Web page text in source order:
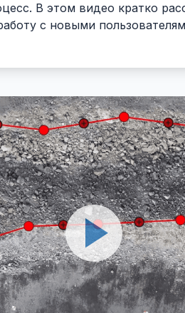
В этом видео кратко
с новыми